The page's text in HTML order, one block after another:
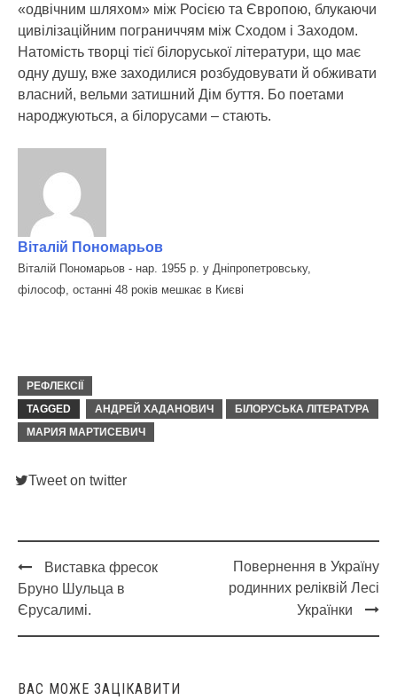
«одвічним шляхом» між Росією та Європою, блукаючи
цивілізаційним пограниччям між Сходом і Заходом.
Натомість творці тієї білоруської літератури, що має
одну душу, вже заходилися розбудовувати й обживати
власний, вельми затишний Дім буття. Бо поетами
народжуються, а білорусами – стають.
Віталій Пономарьов
Віталій Пономарьов - нар. 1955 р. у Дніпропетровську,
філософ, останні 48 років мешкає в Києві
РЕФЛЕКСІЇ
TAGGED
АНДРЕЙ ХАДАНОВИЧ
БІЛОРУСЬКА ЛІТЕРАТУРА
МАРИЯ МАРТИСЕВИЧ
Tweet on twitter
Post
navigation
Виставка фресок
Бруно Шульца в
Єрусалимі.
Повернення в Україну
родинних реліквій Лесі
Українки
ВАС МОЖЕ ЗАЦІКАВИТИ